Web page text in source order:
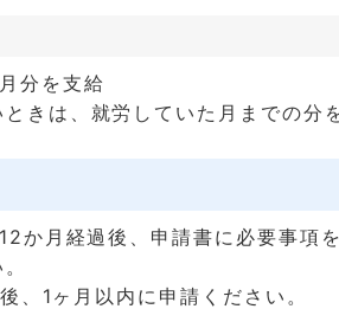
分を支給
きは、就労していた月までの分
か月経過後、申請書に必要事項
、1ヶ月以内に申請ください。